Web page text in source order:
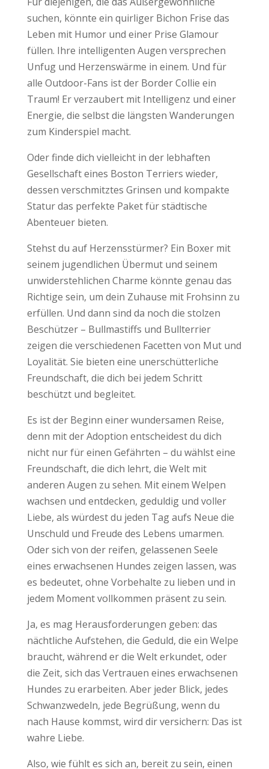
suchen, könnte ein quirliger Bichon Frise das
Leben mit Humor und einer Prise Glamour
füllen. Ihre intelligenten Augen versprechen
Unfug und Herzenswärme in einem. Und für
alle Outdoor-Fans ist der Border Collie ein
Traum! Er verzaubert mit Intelligenz und einer
Energie, die selbst die längsten Wanderungen
zum Kinderspiel macht.
Oder finde dich vielleicht in der lebhaften
Gesellschaft eines Boston Terriers wieder,
dessen verschmitztes Grinsen und kompakte
Statur das perfekte Paket für städtische
Abenteuer bieten.
Stehst du auf Herzensstürmer? Ein Boxer mit
seinem jugendlichen Übermut und seinem
unwiderstehlichen Charme könnte genau das
Richtige sein, um dein Zuhause mit Frohsinn zu
erfüllen. Und dann sind da noch die stolzen
Beschützer – Bullmastiffs und Bullterrier
zeigen die verschiedenen Facetten von Mut und
Loyalität. Sie bieten eine unerschütterliche
Freundschaft, die dich bei jedem Schritt
beschützt und begleitet.
Es ist der Beginn einer wundersamen Reise,
denn mit der Adoption entscheidest du dich
nicht nur für einen Gefährten – du wählst eine
Freundschaft, die dich lehrt, die Welt mit
anderen Augen zu sehen. Mit einem Welpen
wachsen und entdecken, geduldig und voller
Liebe, als würdest du jeden Tag aufs Neue die
Unschuld und Freude des Lebens umarmen.
Oder sich von der reifen, gelassenen Seele
eines erwachsenen Hundes zeigen lassen, was
es bedeutet, ohne Vorbehalte zu lieben und in
jedem Moment vollkommen präsent zu sein.
Ja, es mag Herausforderungen geben: das
nächtliche Aufstehen, die Geduld, die ein Welpe
braucht, während er die Welt erkundet, oder
die Zeit, sich das Vertrauen eines erwachsenen
Hundes zu erarbeiten. Aber jeder Blick, jedes
Schwanzwedeln, jede Begrüßung, wenn du
nach Hause kommst, wird dir versichern: Das ist
wahre Liebe.
Also, wie fühlt es sich an, bereit zu sein, einen